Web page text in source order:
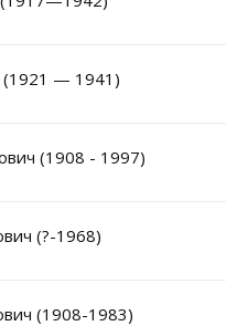
(1921 — 1941)
(1908 - 1997)
(?-1968)
(1908-1983)